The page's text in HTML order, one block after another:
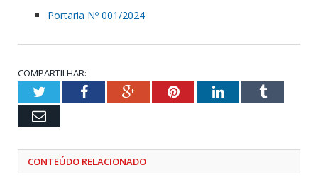
Portaria Nº 001/2024
COMPARTILHAR:
TwitterFacebookGoogle+PinterestLinkedInTumblr
Email
CONTEÚDO RELACIONADO